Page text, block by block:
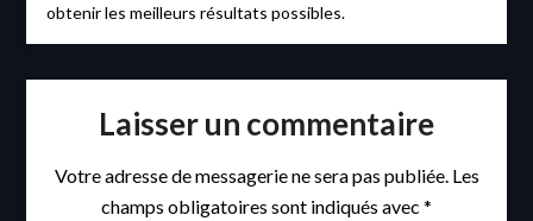
obtenir les meilleurs résultats possibles.
Laisser un commentaire
Votre adresse de messagerie ne sera pas publiée. Les
champs obligatoires sont indiqués avec *